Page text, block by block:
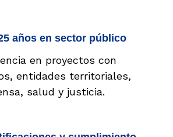
años en sector público
en proyectos con
entidades territoriales,
salud y justicia.